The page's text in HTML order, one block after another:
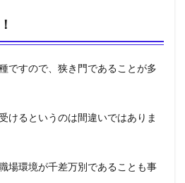
ですので、狭き門であることが多
けるというのは間違いではありま
場環境が千差万別であることも事